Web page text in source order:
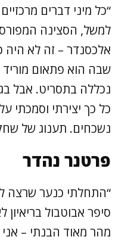
“כל מיני דברים
למשל, הסצינה
אלכסנדר – זה לא היה
שבה הוא פתאום
נכללה בתסריט. אבל
כל כך יצירתי וסמכתי
נשכחים. תענוג של
פרטנר נהדר
“התחלתי כנער שרצה
סיפר אבוטבול בריאיון ל
מהר מאוד הבנתי –